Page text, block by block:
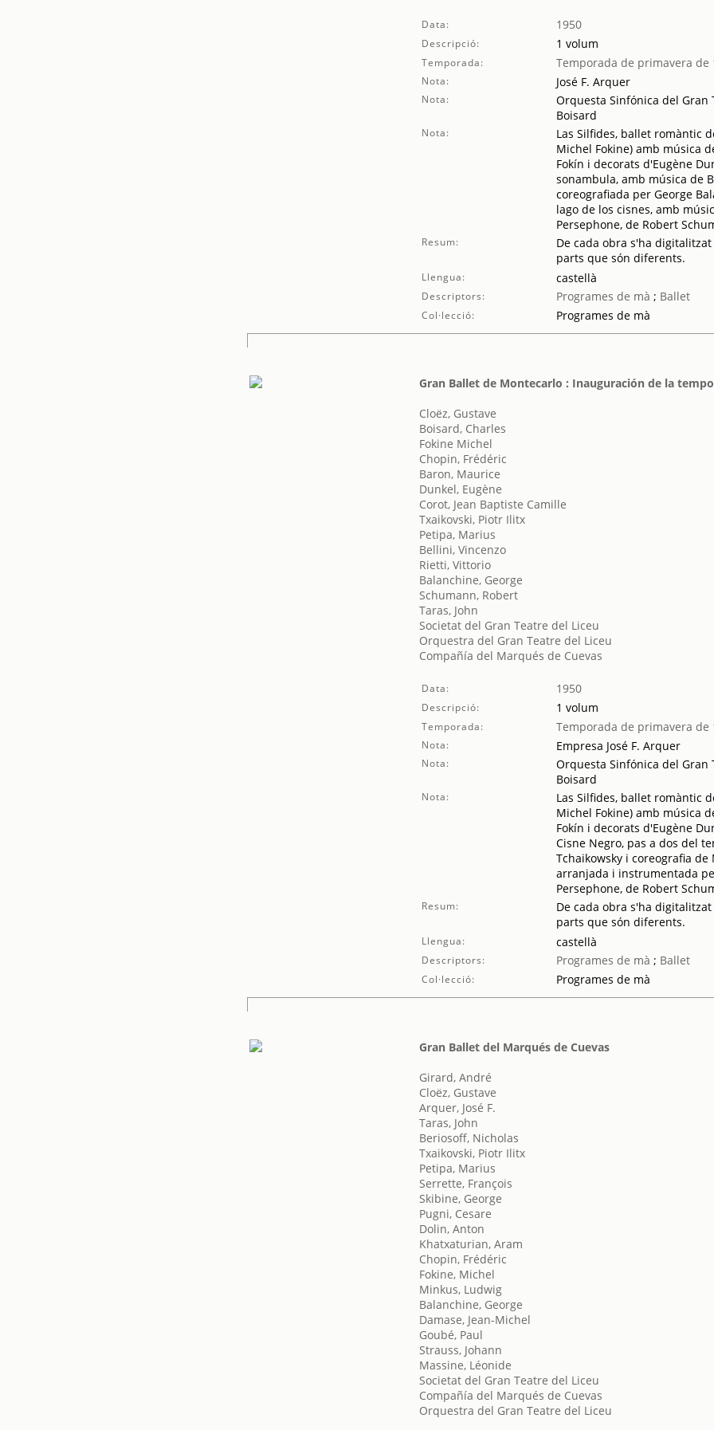
Data: 1950
Descripció: 1 volum
Temporada: Temporada de primavera de
Nota: José F. Arquer
Nota:
Orquesta Sinfónica del Gran
Boisard
Nota:
Las Silfides, ballet romàntic
Michel Fokine) amb música
Fokín i decorats d'Eugène
sonambula, amb música de
coreografiada per George
lago de los cisnes, amb
Persephone, de Robert
Resum:
De cada obra s'ha
parts que són diferents.
Llengua: castellà
Descriptors: Programes de mà ; Ballet
Col·lecció: Programes de mà
Gran Ballet de Montecarlo : Inauguración de la
Cloëz, Gustave
Boisard, Charles
Fokine Michel
Chopin, Frédéric
Baron, Maurice
Dunkel, Eugène
Corot, Jean Baptiste Camille
Txaikovski, Piotr Ilitx
Petipa, Marius
Bellini, Vincenzo
Rietti, Vittorio
Balanchine, George
Schumann, Robert
Taras, John
Societat del Gran Teatre del Liceu
Orquestra del Gran Teatre del Liceu
Compañía del Marqués de Cuevas
Data: 1950
Descripció: 1 volum
Temporada: Temporada de primavera de
Nota: Empresa José F. Arquer
Nota:
Orquesta Sinfónica del Gran
Boisard
Nota:
Las Silfides, ballet romàntic
Michel Fokine) amb música
Fokín i decorats d'Eugène
Cisne Negro, pas a dos del
Tchaikowsky i coreografia
arranjada i instrumentada
Persephone, de Robert
Resum:
De cada obra s'ha
parts que són diferents.
Llengua: castellà
Descriptors: Programes de mà ; Ballet
Col·lecció: Programes de mà
Gran Ballet del Marqués de Cuevas
Girard, André
Cloëz, Gustave
Arquer, José F.
Taras, John
Beriosoff, Nicholas
Txaikovski, Piotr Ilitx
Petipa, Marius
Serrette, François
Skibine, George
Pugni, Cesare
Dolin, Anton
Khatxaturian, Aram
Chopin, Frédéric
Fokine, Michel
Minkus, Ludwig
Balanchine, George
Damase, Jean-Michel
Goubé, Paul
Strauss, Johann
Massine, Léonide
Societat del Gran Teatre del Liceu
Compañía del Marqués de Cuevas
Orquestra del Gran Teatre del Liceu